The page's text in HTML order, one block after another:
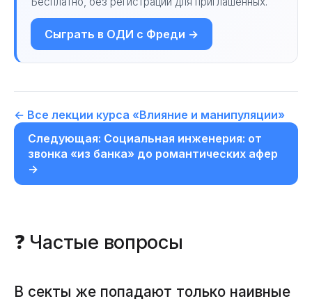
Сыграть в ОДИ с Фреди →
← Все лекции курса «Влияние и манипуляции»
Следующая: Социальная инженерия: от
звонка «из банка» до романтических афер
→
❓ Частые вопросы
В секты же попадают только наивные